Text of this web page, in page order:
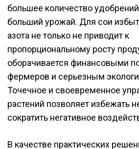
большее количество
больший урожай. Для сои
азота не только не приводит к
пропорциональному росту
оборачивается финансовыми
фермеров и серьезным
Точечное и своевременное
растений позволяет избежать
сократить негативное
В качестве практических